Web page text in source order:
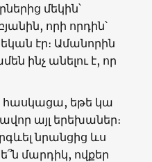
մեկին՝
որի որդին՝
էր։ Ամանորին
ինչ անելու է, որ
հասկացա, եթե կա
այլ երեխաներ։
նրանցից ևս
մարդիկ, ովքեր